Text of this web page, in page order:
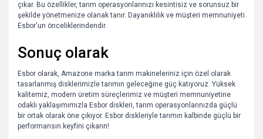
çıkar. Bu özellikler, tarım operasyonlarınızı kesintisiz ve sorunsuz bir
şekilde yönetmenize olanak tanır. Dayanıklılık ve müşteri memnuniyeti
Esbor'un önceliklerindendir.
Sonuç olarak
Esbor olarak, Amazone marka tarım makineleriniz için özel olarak
tasarlanmış disklerimizle tarımın geleceğine güç katıyoruz. Yüksek
kalitemiz, modern üretim süreçlerimiz ve müşteri memnuniyetine
odaklı yaklaşımımızla Esbor diskleri, tarım operasyonlarınızda güçlü
bir ortak olarak öne çıkıyor. Esbor diskleriyle tarımın kalbinde güçlü bir
performansın keyfini çıkarın!